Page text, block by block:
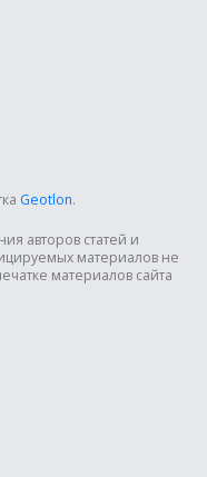
Geotlon.
авторов статей и
материалов не
материалов сайта